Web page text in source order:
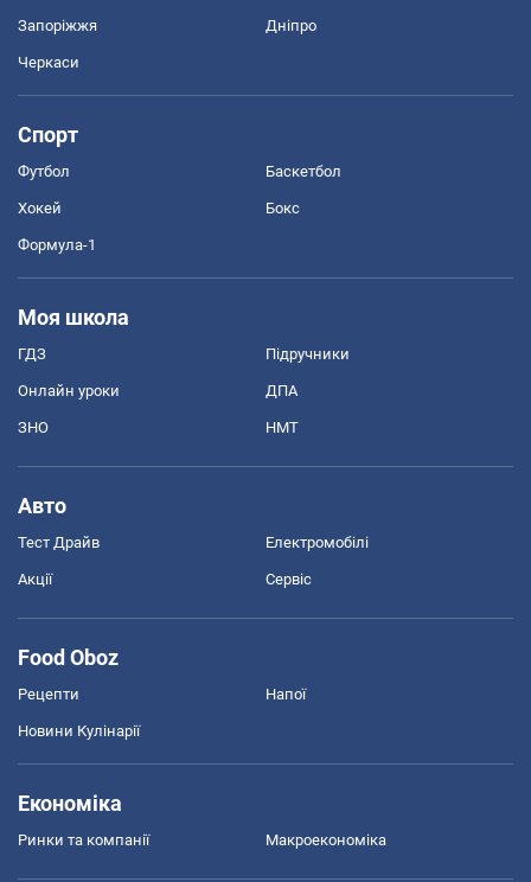
Запоріжжя Дніпро
Черкаси
Спорт
Футбол Баскетбол
Хокей Бокс
Формула-1
Моя школа
ГДЗ Підручники
Онлайн уроки ДПА
ЗНО НМТ
Авто
Тест Драйв Електромобілі
Акції Сервіс
Food Oboz
Рецепти Напої
Новини Кулінарії
Економіка
Ринки та компанії Макроекономіка